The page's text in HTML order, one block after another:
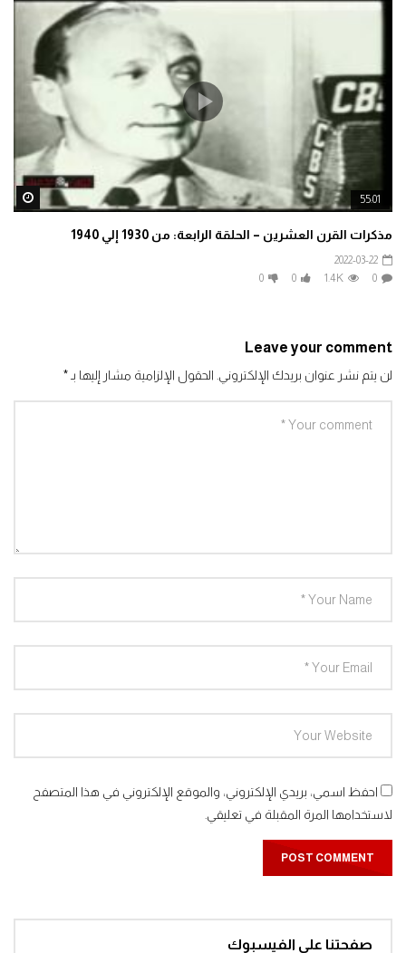
55:01
مذكرات القرن العشرين – الحلقة الرابعة: من 1930 إلي 1940
2022-03-22
0
1.4K
0
0
Leave your comment
لن يتم نشر عنوان بريدك الإلكتروني. الحقول الإلزامية مشار إليها بـ *
احفظ اسمي، بريدي الإلكتروني، والموقع الإلكتروني في هذا المتصفح
لاستخدامها المرة المقبلة في تعليقي.
صفحتنا على الفيسبوك